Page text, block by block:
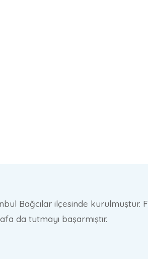
Bağcılar ilçesinde
da tutmayı başarmıştır.